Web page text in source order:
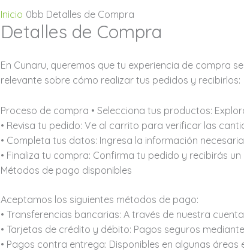
Inicio Detalles de Compra
Detalles de Compra
En Cunaru, queremos que tu experiencia de compra
relevante sobre cómo realizar tus pedidos y recibirlos:
Proceso de compra • Selecciona tus productos:
• Revisa tu pedido: Ve al carrito para verificar las
• Completa tus datos: Ingresa la información
• Finaliza tu compra: Confirma tu pedido y recibirás
Métodos de pago disponibles
Aceptamos los siguientes métodos de pago:
• Transferencias bancarias: A través de nuestra
• Tarjetas de crédito y débito: Pagos seguros
• Pagos contra entrega: Disponibles en algunas